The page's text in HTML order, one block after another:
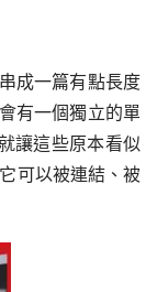
成一篇有點長度
有一個獨立的單
讓這些原本看似
可以被連結、被